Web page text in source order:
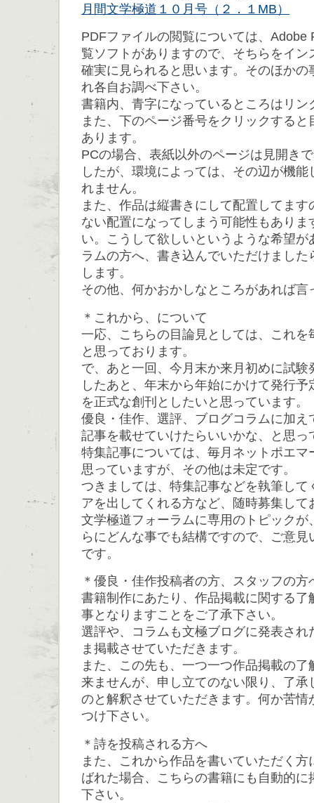
月間文学極道１０月号（２．１MB）
PDFファイルの閲覧については、Adobe
覧ソフトがありますので、そちらをイン
確実に見られると思います。そのほかの
れ各自お調べ下さい。
書籍内、青字になっているところはリン
また、下のページ番号をクリックする
あります。
PCの場合、表紙以外のページは見開き
したが、環境によっては、その辺が機
れません。
また、作品は縦書きにして配置してま
ない配置になってしまう可能性もありま
い。こうして欲しいというような希望が
ラムの方へ、書き込んでいただけまし
します。
その他、何かおかしなところがあれば言
＊これから、について
一応、こちらの目論見としては、これを
と思っております。
で、あと一回、今月末か来月初めに試験
したあと、年末から年始にかけて発行
を正式な創刊としたいと思っています。
優良・佳作、選評、ブログコラムに加え
記事を載せていけたらいいかな、と思っ
特集記事については、毎月ネットポエマ
思っていますが、その他は未定です。
つきましては、特集記事などを執筆して
アを出してくれる方など、随時募集して
文学極道フォーラムに専用のトピックが
らにどんな事でも結構ですので、ご意
です。
＊優良・佳作投稿者の方、スタッフの方
書籍制作にあたり、作品掲載に関する了
事となりますことをご了承下さい。
選評や、コラムも文極ブログに発表され
ま掲載させていただきます。
また、この先も、一つ一つ作品掲載の
来ませんが、申し立てのない限り、了承
のと解釈させていただきます。何か苦情
つけ下さい。
＊詩を投稿される方へ
また、これから作品を書いていただく
ばれた場合、こちらの書籍にも自動的に
下さい。